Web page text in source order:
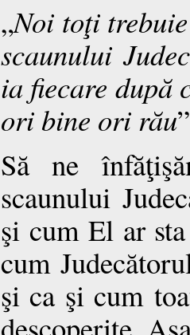
„Noi toţi
scaunului
ia fiecare după
ori bine ori rău
Să ne
scaunului
şi cum El ar
cum
şi ca şi cum
descoperite.